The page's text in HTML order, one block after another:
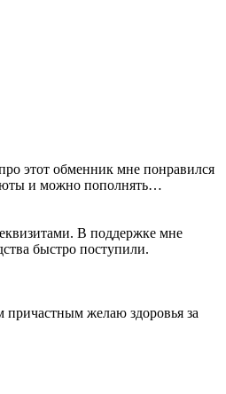
этот обменник мне понравился
и можно пополнять…
В поддержке мне
быстро поступили.
желаю здоровья за